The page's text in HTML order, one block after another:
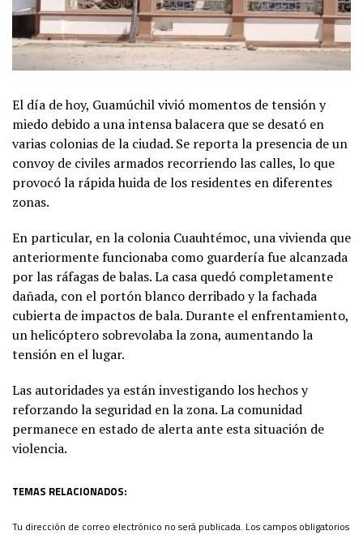
El día de hoy, Guamúchil vivió momentos de tensión y
miedo debido a una intensa balacera que se desató en
varias colonias de la ciudad. Se reporta la presencia de un
convoy de civiles armados recorriendo las calles, lo que
provocó la rápida huida de los residentes en diferentes
zonas.
En particular, en la colonia Cuauhtémoc, una vivienda que
anteriormente funcionaba como guardería fue alcanzada
por las ráfagas de balas. La casa quedó completamente
dañada, con el portón blanco derribado y la fachada
cubierta de impactos de bala. Durante el enfrentamiento,
un helicóptero sobrevolaba la zona, aumentando la
tensión en el lugar.
Las autoridades ya están investigando los hechos y
reforzando la seguridad en la zona. La comunidad
permanece en estado de alerta ante esta situación de
violencia.
TEMAS RELACIONADOS:
Tu dirección de correo electrónico no será publicada. Los campos obligatorios